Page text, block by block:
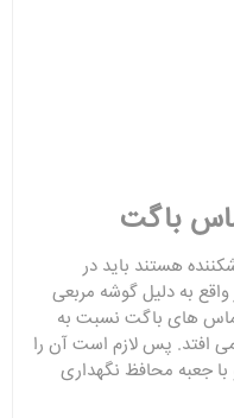
باگت
هستند باید در
به دلیل گوشه مربعی
های باگت نسبت به
افتد. پس لازم است آن را
جعبه محافظ نگهداری